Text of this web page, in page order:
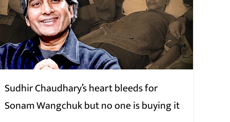
Sudhir Chaudhary’s heart bleeds for
Sonam Wangchuk but no one is buying it